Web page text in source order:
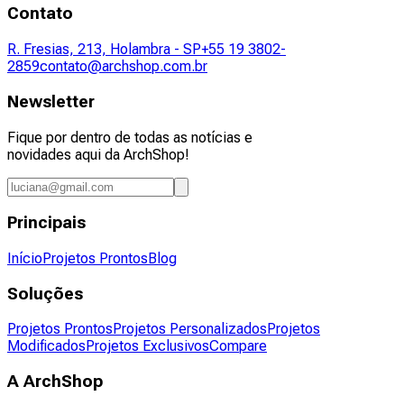
Contato
R. Fresias, 213, Holambra - SP+55 19 3802-
2859contato@archshop.com.br
Newsletter
Fique por dentro de todas as notícias e
novidades aqui da ArchShop!
Principais
InícioProjetos ProntosBlog
Soluções
Projetos Prontos Projetos Personalizados Projetos
Modificados Projetos ExclusivosCompare
A ArchShop